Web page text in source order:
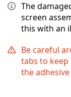
The
screen
this with an
Be careful
tabs to
the